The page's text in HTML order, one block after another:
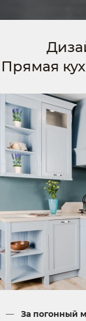
Прямая
За погонный